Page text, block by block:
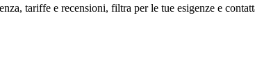
tariffe e recensioni, filtra per le tue esigenze e